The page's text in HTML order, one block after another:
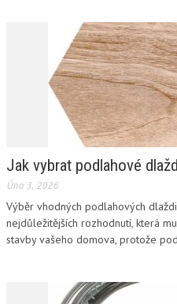
Jak vybrat podlahové
Úno 3, 2026
Výběr vhodných podlahových
nejdůležitějších rozhodnutí, která
stavby vašeho domova, protože